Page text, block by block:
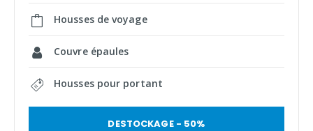
Housses de voyage
Couvre épaules
Housses pour portant
DESTOCKAGE - 50%